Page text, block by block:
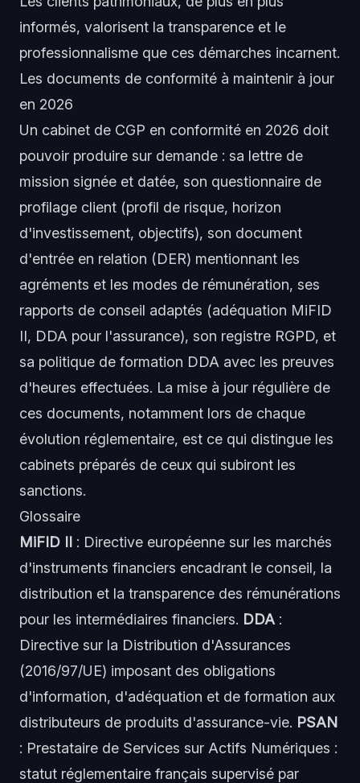
informés, valorisent la transparence et le
professionnalisme que ces démarches incarnent.
Les documents de conformité à maintenir à jour
en 2026
Un cabinet de CGP en conformité en 2026 doit
pouvoir produire sur demande : sa lettre de
mission signée et datée, son questionnaire de
profilage client (profil de risque, horizon
d'investissement, objectifs), son document
d'entrée en relation (DER) mentionnant les
agréments et les modes de rémunération, ses
rapports de conseil adaptés (adéquation MiFID
II, DDA pour l'assurance), son registre RGPD, et
sa politique de formation DDA avec les preuves
d'heures effectuées. La mise à jour régulière de
ces documents, notamment lors de chaque
évolution réglementaire, est ce qui distingue les
cabinets préparés de ceux qui subiront les
sanctions.
Glossaire
MiFID II : Directive européenne sur les marchés
d'instruments financiers encadrant le conseil, la
distribution et la transparence des rémunérations
pour les intermédiaires financiers. DDA :
Directive sur la Distribution d'Assurances
(2016/97/UE) imposant des obligations
d'information, d'adéquation et de formation aux
distributeurs de produits d'assurance-vie. PSAN
: Prestataire de Services sur Actifs Numériques :
statut réglementaire français supervisé par